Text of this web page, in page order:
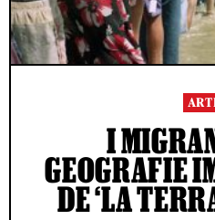
I
GEOGRAFIE
DE ‘LA